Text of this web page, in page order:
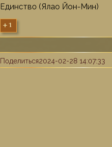
Единство (Ялао Йон-Мин)
+1
Поделиться2024-02-28 14:07:33